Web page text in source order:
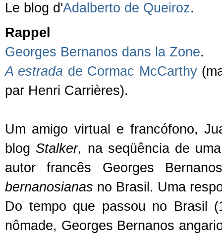
Le blog d'Adalberto de Queiroz.
Rappel
Georges Bernanos dans la Zone.
A estrada de Cormac McCarthy
par Henri Carrières).
Um amigo virtual e francófono,
blog Stalker, na seqüência de
autor francês Georges
bernanosianas no Brasil. Uma
Do tempo que passou no Brasil
nômade, Georges Bernanos